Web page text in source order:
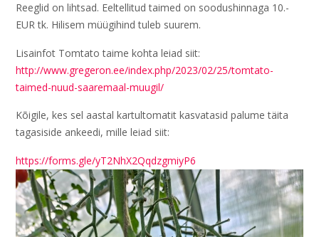
Reeglid on lihtsad. Eeltellitud taimed on soodushinnaga 10.-
EUR tk. Hilisem müügihind tuleb suurem.
Lisainfot Tomtato taime kohta leiad siit:
http://www.gregeron.ee/index.php/2023/02/25/tomtato-
taimed-nuud-saaremaal-muugil/
Kõigile, kes sel aastal kartultomatit kasvatasid palume täita
tagasiside ankeedi, mille leiad siit:
https://forms.gle/yT2NhX2QqdzgmiyP6